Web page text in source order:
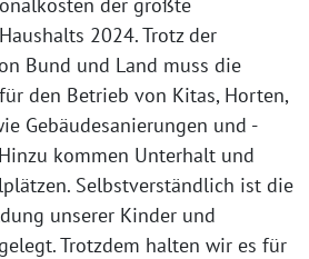
2024. Trotz der
Bund und Land muss die
den Betrieb von Kitas, Horten,
Gebäudesanierungen und -
kommen Unterhalt und
Selbstverständlich ist die
unserer Kinder und
Trotzdem halten wir es für